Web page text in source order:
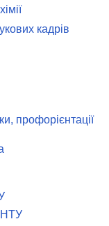
кадрів
профорієнтації